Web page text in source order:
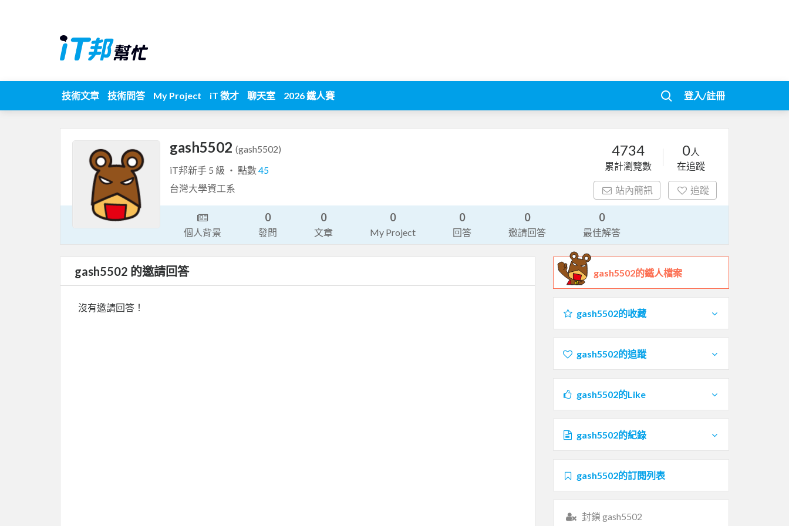
技術文章 技術問答 My Project iT 徵才 聊天室 2026 鐵人賽 登入/註冊
gash5502 (gash5502)
iT邦新手 5 級 ‧ 點數45
台灣大學資工系
4734
累計瀏覽數
0人
在追蹤
站內簡訊 追蹤
個人背景
0
發問
0
文章
0
My Project
0
回答
0
邀請回答
0
最佳解答
gash5502 的邀請回答
沒有邀請回答！
gash5502的鐵人檔案
gash5502的收藏
gash5502的追蹤
gash5502的Like
gash5502的紀錄
gash5502的訂閱列表
封鎖 gash5502